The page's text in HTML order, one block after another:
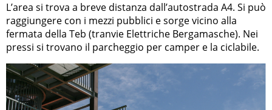
L’area si trova a breve distanza dall’autostrada A4. Si può
raggiungere con i mezzi pubblici e sorge vicino alla
fermata della Teb (tranvie Elettriche Bergamasche). Nei
pressi si trovano il parcheggio per camper e la ciclabile.